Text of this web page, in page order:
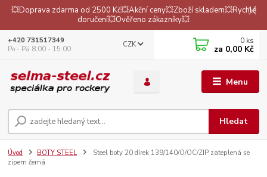
💥Doprava zdarma od 2500 Kč💥Akční ceny💥Zboží skladem💥Rychlé
doručení💥Ověřeno zákazníky💥
Menu
CZK
Hledat
+420 731517349
Po - Pá 8:00 - 15:00
0 ks
za 0,00 Kč
Úvod BOTY STEEL
Steel boty 20 dírek 139/140/O/OC/ZIP zateplená se
zipem černá